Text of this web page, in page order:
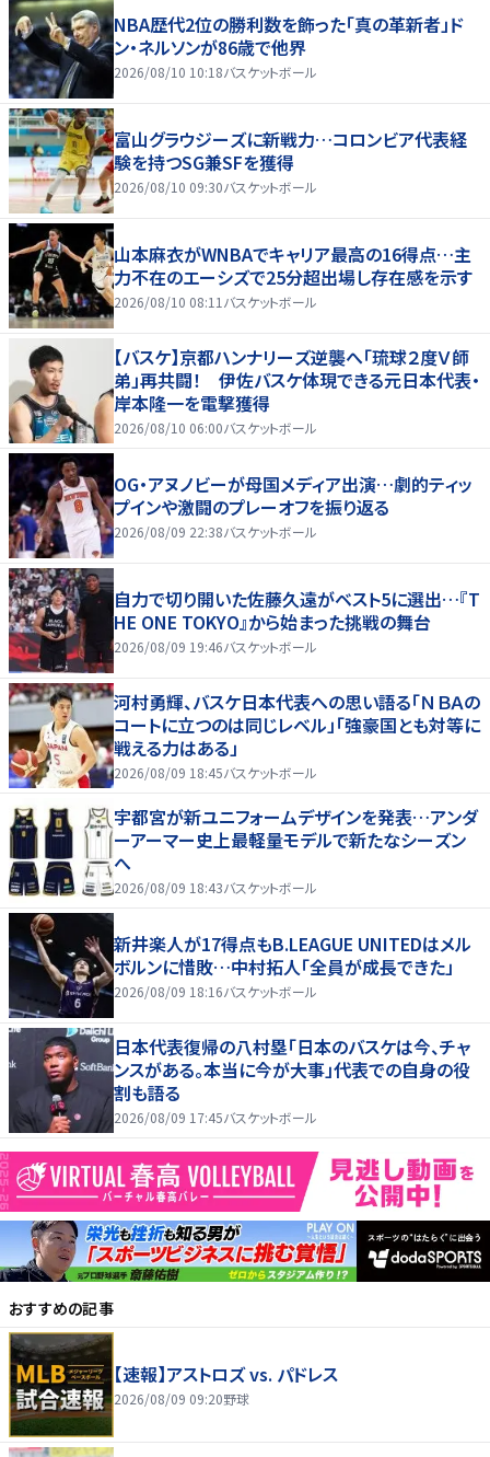
NBA歴代2位の勝利数を飾った「真の革新者」ド
ン・ネルソンが86歳で他界
2026/08/10 10:18バスケットボール
富山グラウジーズに新戦力…コロンビア代表経
験を持つSG兼SFを獲得
2026/08/10 09:30バスケットボール
山本麻衣がWNBAでキャリア最高の16得点…主
力不在のエーシズで25分超出場し存在感を示す
2026/08/10 08:11 バスケットボール
【バスケ】京都ハンナリーズ逆襲へ「琉球２度Ｖ師
弟」再共闘！ 伊佐バスケ体現できる元日本代表・
岸本隆一を電撃獲得
2026/08/10 06:00バスケットボール
OG・アヌノビーが母国メディア出演…劇的ティッ
プインや激闘のプレーオフを振り返る
2026/08/09 22:38バスケットボール
自力で切り開いた佐藤久遠がベスト5に選出…『T
HE ONE TOKYO』から始まった挑戦の舞台
2026/08/09 19:46バスケットボール
河村勇輝、バスケ日本代表への思い語る「ＮＢＡの
コートに立つのは同じレベル」「強豪国とも対等に
戦える力はある」
2026/08/09 18:45バスケットボール
宇都宮が新ユニフォームデザインを発表…アンダ
ーアーマー史上最軽量モデルで新たなシーズン
へ
2026/08/09 18:43バスケットボール
新井楽人が17得点もB.LEAGUE UNITEDはメル
ボルンに惜敗…中村拓人「全員が成長できた」
2026/08/09 18:16バスケットボール
日本代表復帰の八村塁「日本のバスケは今、チャ
ンスがある。本当に今が大事」代表での自身の役
割も語る
2026/08/09 17:45バスケットボール
おすすめの記事
【速報】アストロズ vs. パドレス
2026/08/09 09:20野球